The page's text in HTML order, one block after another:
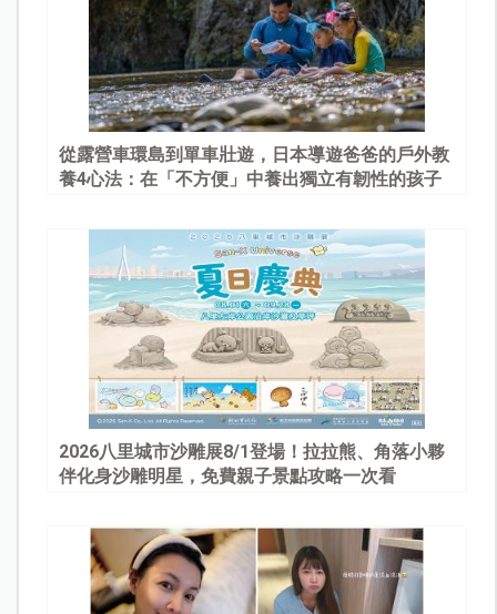
從露營車環島到單車壯遊，日本導遊爸爸的戶外教
養4心法：在「不方便」中養出獨立有韌性的孩子
2026八里城市沙雕展8/1登場！拉拉熊、角落小夥
伴化身沙雕明星，免費親子景點攻略一次看